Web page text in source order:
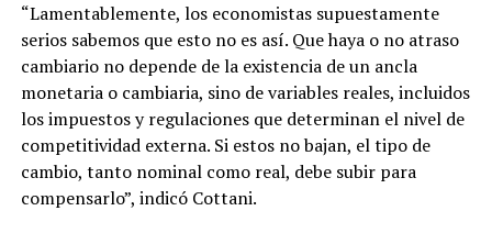
“Lamentablemente, los economistas supuestamente
serios sabemos que esto no es así. Que haya o no atraso
cambiario no depende de la existencia de un ancla
monetaria o cambiaria, sino de variables reales, incluidos
los impuestos y regulaciones que determinan el nivel de
competitividad externa. Si estos no bajan, el tipo de
cambio, tanto nominal como real, debe subir para
compensarlo”, indicó Cottani.